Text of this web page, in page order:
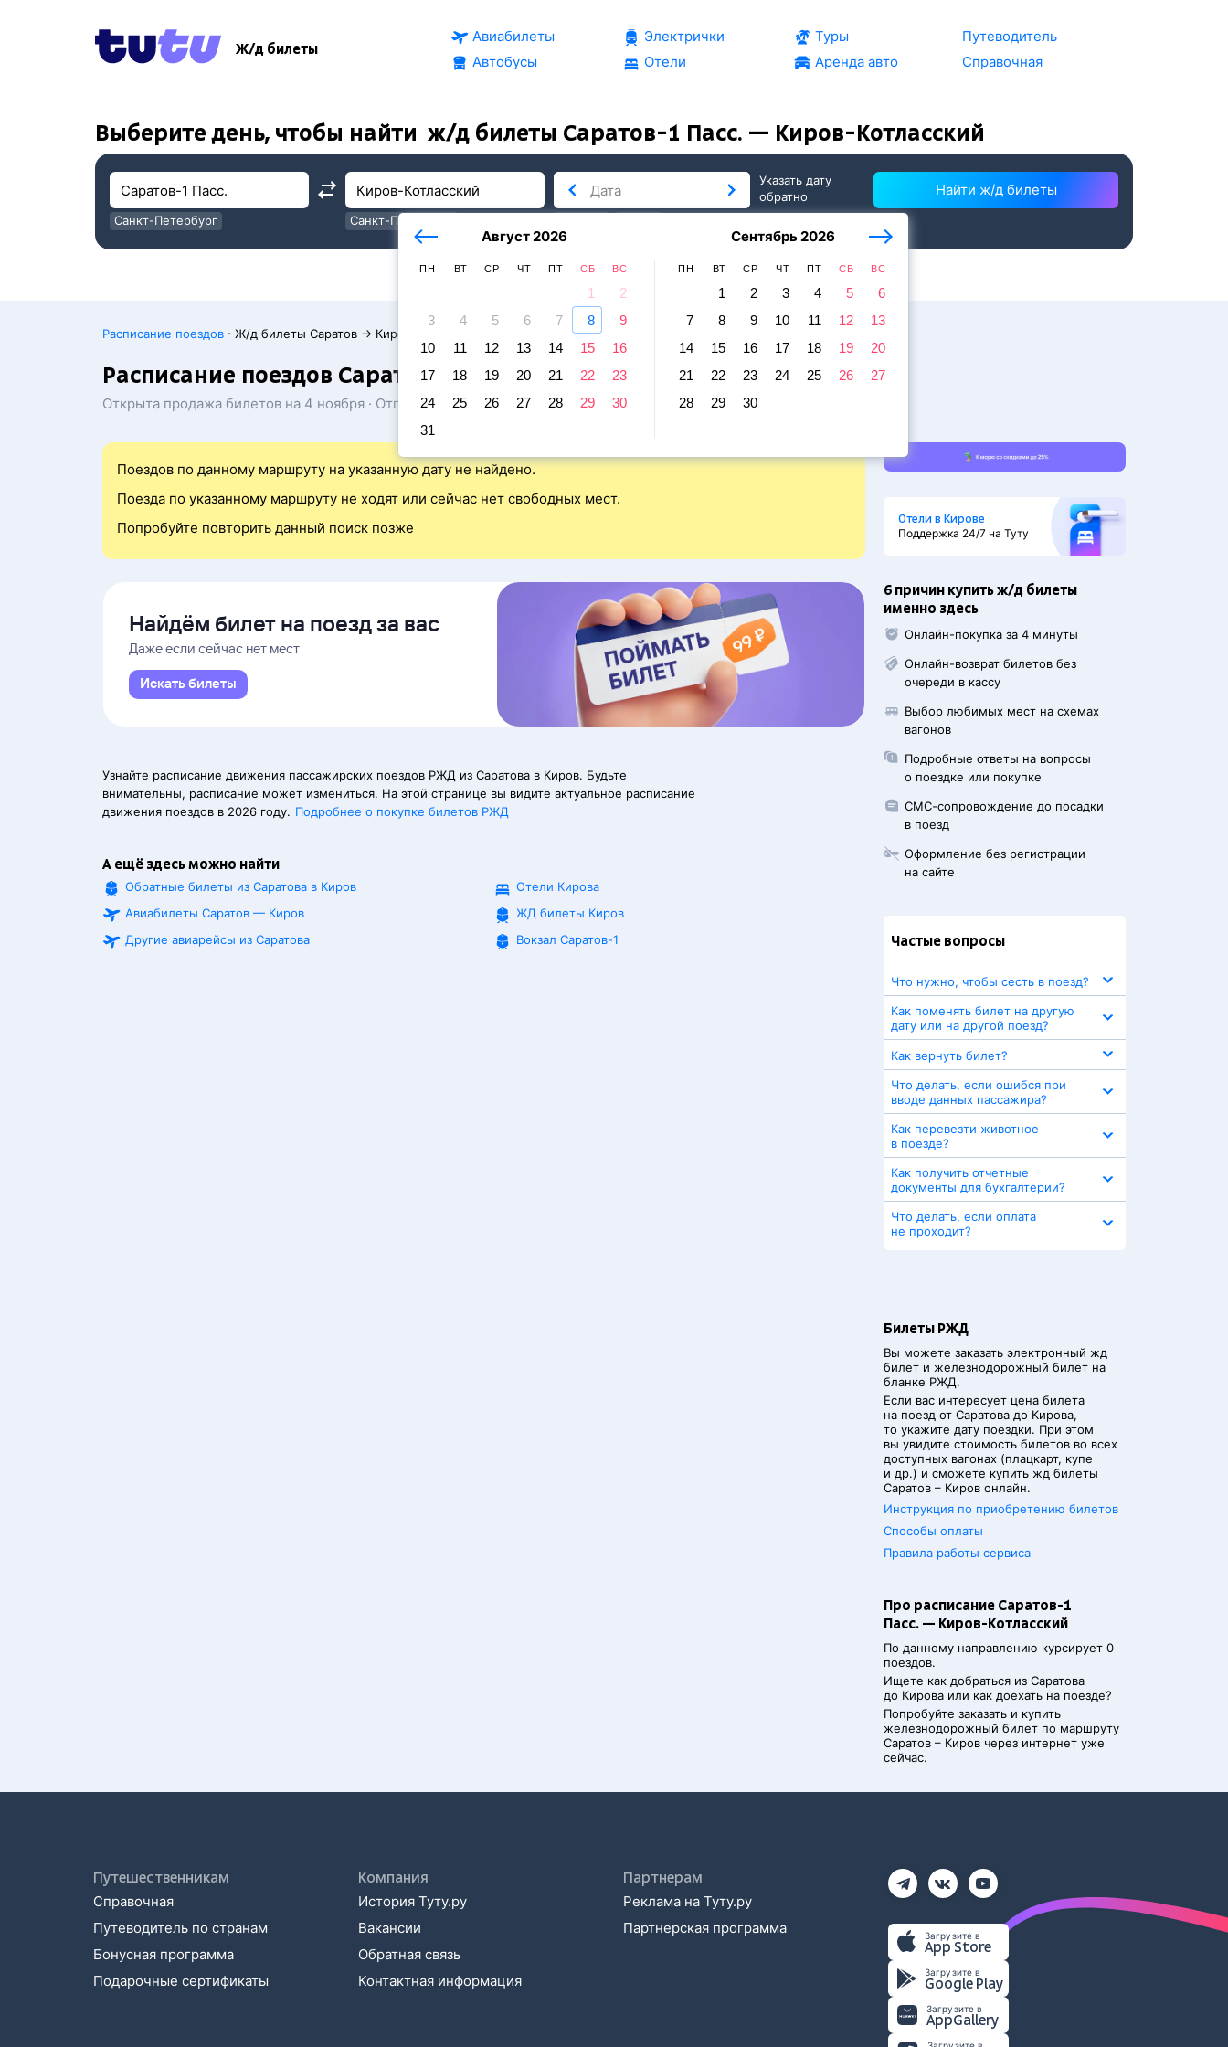
Ж/д билеты
Авиабилеты
Автобусы
Электрички
Отели
Туры
Аренда авто
Путеводитель
Справочная
Выберите день, чтобы найти ж/д билеты Саратов-1 Пасс. — Киров-Котласский
Санкт-Петербург
Санкт-Петербург
Август 2026
ПН ВТ СР ЧТ ПТ СБ ВС
1
2
3
4 5 6 7 8
9
10
11 12 13 14 15
16
17
18 19 20 21 22
23
24
25 26 27 28 29
30
31
Сентябрь 2026
ПН ВТ СР ЧТ ПТ СБ ВС
1 2 3 4 5
6
7
8 9 10 11 12
13
14
15 16 17 18 19
20
21
22 23 24 25 26
27
28
29 30
послезавтра
Указать дату
обратно
Найти ж/д билеты
Расписание поездов · Ж/д билеты Саратов → Киров
Расписание поездов Саратов-1 Пасс. — Киров-Котласский
Открыта продажа билетов на 4 ноября · Отправление и прибытие по местному времени. Цены за 1 пассажира
Поездов по данному маршруту на указанную дату не найдено.
Поезда по указанному маршруту не ходят или сейчас нет свободных мест.
Попробуйте повторить данный поиск позже
Найдём билет на поезд за вас
Даже если сейчас нет мест
Искать билеты
Узнайте расписание движения пассажирских поездов РЖД из Саратова в Киров. Будьте
внимательны, расписание может измениться. На этой странице вы видите актуальное расписание
движения поездов в 2026 году. Подробнее о покупке билетов РЖД
А ещё здесь можно найти
Обратные билеты из Саратова в Киров
Авиабилеты Саратов — Киров
Другие авиарейсы из Саратова
Отели Кирова
ЖД билеты Киров
Вокзал Саратов-1
Отели в Кирове
Поддержка 24/7 на Туту
6 причин купить ж/д билеты
именно здесь
Онлайн-покупка за 4 минуты
Онлайн-возврат билетов без
очереди в кассу
Выбор любимых мест на схемах
вагонов
Подробные ответы на вопросы
о поездке или покупке
СМС-сопровождение до посадки
в поезд
Оформление без регистрации
на сайте
Частые вопросы
Что нужно, чтобы сесть в поезд?
Как поменять билет на другую
дату или на другой поезд?
Как вернуть билет?
Что делать, если ошибся при
вводе данных пассажира?
Как перевезти животное
в поезде?
Как получить отчетные
документы для бухгалтерии?
Что делать, если оплата
не проходит?
Билеты РЖД
Вы можете заказать электронный жд
билет и железнодорожный билет на
бланке РЖД.
Если вас интересует цена билета
на поезд от Саратова до Кирова,
то укажите дату поездки. При этом
вы увидите стоимость билетов во всех
доступных вагонах (плацкарт, купе
и др.) и сможете купить жд билеты
Саратов – Киров онлайн.
Инструкция по приобретению билетов
Способы оплаты
Правила работы сервиса
Про расписание Саратов-1
Пасс. — Киров-Котласский
По данному направлению курсирует 0
поездов.
Ищете как добраться из Саратова
до Кирова или как доехать на поезде?
Попробуйте заказать и купить
железнодорожный билет по маршруту
Саратов – Киров через интернет уже
сейчас.
Путешественникам
Справочная
Путеводитель по странам
Бонусная программа
Подарочные сертификаты
Компания
История Туту.ру
Вакансии
Обратная связь
Контактная информация
Партнерам
Реклама на Туту.ру
Партнерская программа
Загрузите в
App Store
Загрузите в
Google Play
Загрузите в
AppGallery